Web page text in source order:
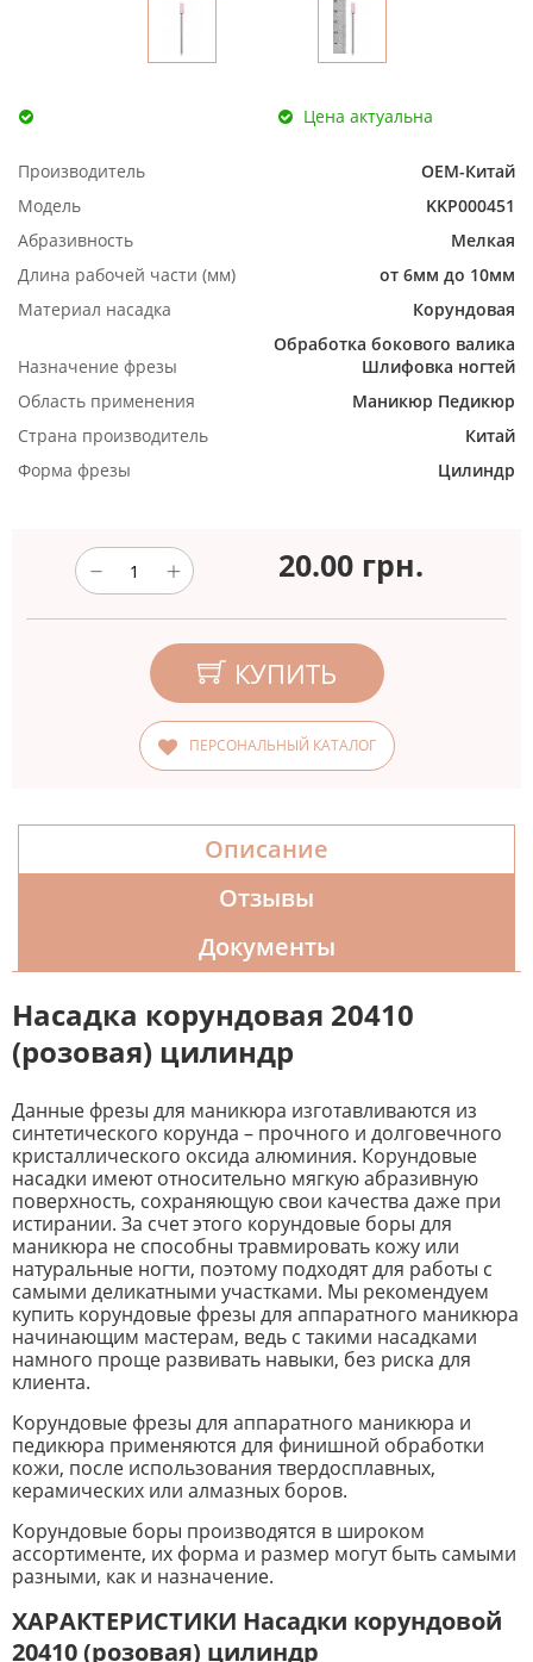
Цена актуальна
Производитель
ОЕМ-Китай
Модель
KKP000451
Абразивность
Мелкая
Длина рабочей части (мм)
от 6мм до 10мм
Материал насадка
Корундовая
Назначение фрезы
Обработка бокового валика
Шлифовка ногтей
Область применения
Маникюр Педикюр
Страна производитель
Китай
Форма фрезы
Цилиндр
20.00 грн.
КУПИТЬ
ПЕРСОНАЛЬНЫЙ КАТАЛОГ
Описание
Отзывы
Документы
Насадка корундовая 20410
(розовая) цилиндр
Данные фрезы для маникюра изготавливаются из
синтетического корунда – прочного и долговечного
кристаллического оксида алюминия. Корундовые
насадки имеют относительно мягкую абразивную
поверхность, сохраняющую свои качества даже при
истирании. За счет этого корундовые боры для
маникюра не способны травмировать кожу или
натуральные ногти, поэтому подходят для работы с
самыми деликатными участками. Мы рекомендуем
купить корундовые фрезы для аппаратного маникюра
начинающим мастерам, ведь с такими насадками
намного проще развивать навыки, без риска для
клиента.
Корундовые фрезы для аппаратного маникюра и
педикюра применяются для финишной обработки
кожи, после использования твердосплавных,
керамических или алмазных боров.
Корундовые боры производятся в широком
ассортименте, их форма и размер могут быть самыми
разными, как и назначение.
ХАРАКТЕРИСТИКИ Насадки корундовой
20410 (розовая) цилиндр